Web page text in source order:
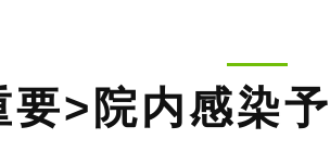
要>院内感染